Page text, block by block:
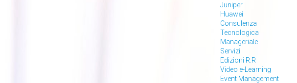
Juniper
Huawei
Consulenza
Tecnologica
Manageriale
Servizi
Edizioni R.R
Video e-Learning
Event Management